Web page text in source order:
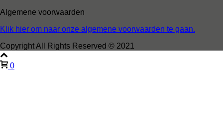
Algemene voorwaarden
Klik hier om naar onze algemene voorwaarden te gaan.
Copyright All Rights Reserved © 2021
0